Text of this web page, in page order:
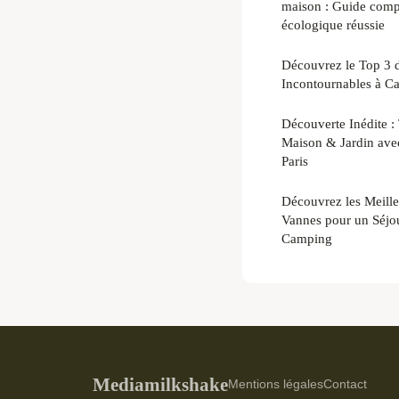
maison : Guide
écologique réussie
Découvrez le Top 3
Incontournables à
Découverte Inédite :
Maison & Jardin
Paris
Découvrez les
Vannes pour un
Camping
MediamilkshakeMentions légalesContact